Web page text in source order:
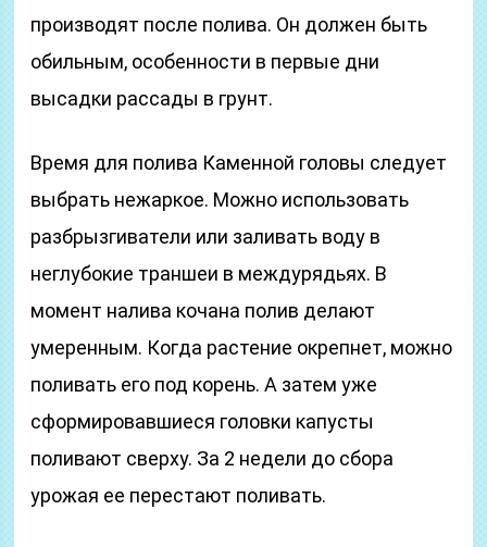
производят после полива. Он должен быть
обильным, особенности в первые дни
высадки рассады в грунт.
Время для полива Каменной головы следует
выбрать нежаркое. Можно использовать
разбрызгиватели или заливать воду в
неглубокие траншеи в междурядьях. В
момент налива кочана полив делают
умеренным. Когда растение окрепнет, можно
поливать его под корень. А затем уже
сформировавшиеся головки капусты
поливают сверху. За 2 недели до сбора
урожая ее перестают поливать.